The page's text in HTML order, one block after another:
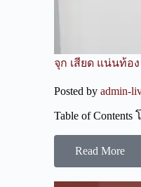
จุก เสียด แน่นท้อ
Posted byadmin-
Table of Contents
Read More